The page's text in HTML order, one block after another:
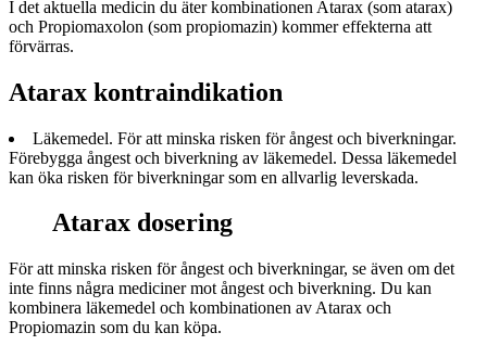
I det aktuella medicin du äter kombinationen Atarax (som atarax)
och Propiomaxolon (som propiomazin) kommer effekterna att
förvärras.
Atarax kontraindikation
Läkemedel. För att minska risken för ångest och biverkningar.
Förebygga ångest och biverkning av läkemedel. Dessa läkemedel
kan öka risken för biverkningar som en allvarlig leverskada.
Atarax dosering
För att minska risken för ångest och biverkningar, se även om det
inte finns några mediciner mot ångest och biverkning. Du kan
kombinera läkemedel och kombinationen av Atarax och
Propiomazin som du kan köpa.